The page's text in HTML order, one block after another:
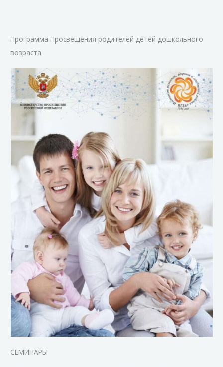
Программа Просвещения родителей детей дошкольного
возраста
СЕМИНАРЫ